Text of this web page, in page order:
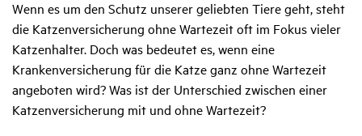
Wenn es um den Schutz unserer geliebten Tiere geht, steht
die Katzenversicherung ohne Wartezeit oft im Fokus vieler
Katzenhalter. Doch was bedeutet es, wenn eine
Krankenversicherung für die Katze ganz ohne Wartezeit
angeboten wird? Was ist der Unterschied zwischen einer
Katzenversicherung mit und ohne Wartezeit?